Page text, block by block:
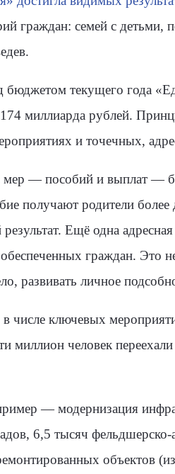
граждан: семей с детьми,
бюджетом текущего года
миллиарда рублей.
и точечных,
мер — пособий и выплат —
получают родители
Ещё одна
граждан. Это
развивать личное
числе ключевых
миллион человек
— модернизация
6,5 тысяч
объектов